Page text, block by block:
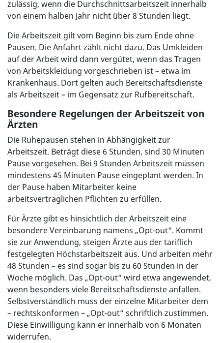
zulässig, wenn die Durchschnittsarbeitszeit innerhalb
von einem halben Jahr nicht über 8 Stunden liegt.
Die Arbeitszeit gilt vom Beginn bis zum Ende ohne
Pausen. Die Anfahrt zählt nicht dazu. Das Umkleiden
auf der Arbeit wird dann vergütet, wenn das Tragen
von Arbeitskleidung vorgeschrieben ist – etwa im
Krankenhaus. Dort gelten auch Bereitschaftsdienste
als Arbeitszeit – im Gegensatz zur Rufbereitschaft.
Besondere Regelungen der Arbeitszeit von
Ärzten
Die Ruhepausen stehen in Abhängigkeit zur
Arbeitszeit. Beträgt diese 6 Stunden, sind 30 Minuten
Pause vorgesehen. Bei 9 Stunden Arbeitszeit müssen
mindestens 45 Minuten Pause eingeplant werden. In
der Pause haben Mitarbeiter keine
arbeitsvertraglichen Pflichten zu erfüllen.
Für Ärzte gibt es hinsichtlich der Arbeitszeit eine
besondere Vereinbarung namens „Opt-out“. Kommt
sie zur Anwendung, steigen Ärzte aus der tariflich
festgelegten Höchstarbeitszeit aus. Und arbeiten mehr
48 Stunden – es sind sogar bis zu 60 Stunden in der
Woche möglich. Das „Opt-out“ wird etwa angewendet,
wenn besonders viele Bereitschaftsdienste anfallen.
Selbstverständlich muss der einzelne Mitarbeiter dem
– rechtskonformen – „Opt-out“ schriftlich zustimmen.
Diese Einwilligung kann er innerhalb von 6 Monaten
widerrufen.